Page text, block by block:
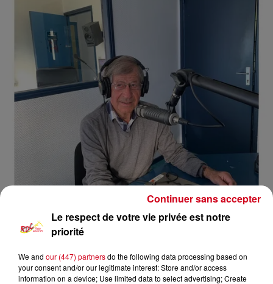
Le respect de votre vie privée est notre
priorité
We and our (447) partnersdo the following data processing based on
your consent and/or our legitimate interest: Store and/or access
information on a device; Use limited data to select advertising; Create
Continuer sans accepter